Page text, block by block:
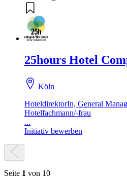
25hours Hotel
Köln
HoteldirektorIn, General
Hotelfachmann/-frau
...
Initiativ bewerben
Seite 1 von 10